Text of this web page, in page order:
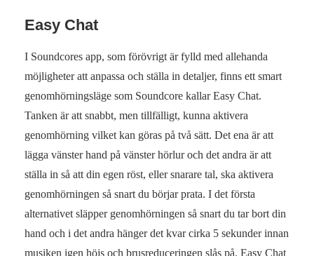
Easy Chat
I Soundcores app, som förövrigt är fylld med allehanda
möjligheter att anpassa och ställa in detaljer, finns ett smart
genomhörningsläge som Soundcore kallar Easy Chat.
Tanken är att snabbt, men tillfälligt, kunna aktivera
genomhörning vilket kan göras på två sätt. Det ena är att
lägga vänster hand på vänster hörlur och det andra är att
ställa in så att din egen röst, eller snarare tal, ska aktivera
genomhörningen så snart du börjar prata. I det första
alternativet släpper genomhörningen så snart du tar bort din
hand och i det andra hänger det kvar cirka 5 sekunder innan
musiken igen höjs och brusreduceringen slås på. Easy Chat